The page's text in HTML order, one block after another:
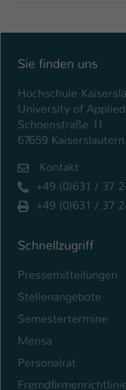
Sie finden uns
Hochschule
University of
Schoenstraße 11
67659 Kaiserslautern
Kontakt
+49 (0)631 / 37
+49 (0)631 / 37
Schnellzugriff
Pressemitteilungen
Stellenangebote
Semestertermine
Mensa
Personalrat